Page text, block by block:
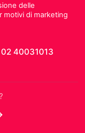
delle
motivi di marketing
02 40031013